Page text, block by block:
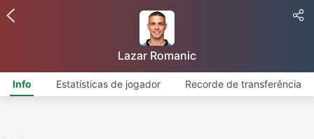
Lazar Romanic
Info Estatísticas de jogador Recorde de transferência